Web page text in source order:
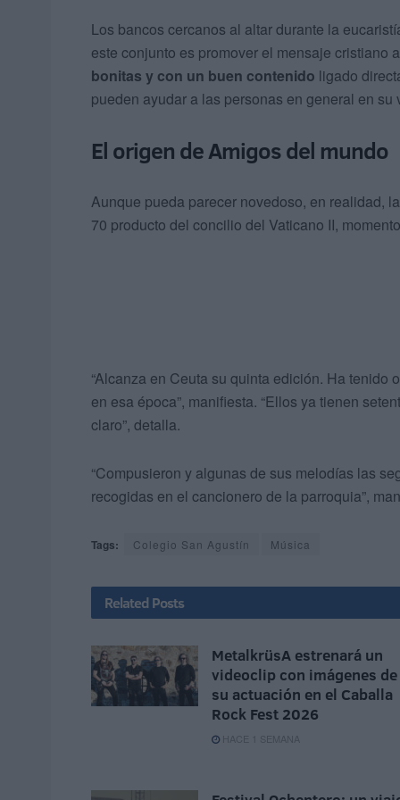
Los bancos cercanos al altar durante la
este conjunto es promover el mensaje cristiano
bonitas y con un buen contenido ligado
pueden ayudar a las personas en general en su
El origen de Amigos del mundo
Aunque pueda parecer novedoso, en realidad,
70 producto del concilio del Vaticano II,
“Alcanza en Ceuta su quinta edición. Ha tenido
en esa época”, manifiesta. “Ellos ya tienen
claro”, detalla.
“Compusieron y algunas de sus melodías las
recogidas en el cancionero de la parroquia”,
Tags: Colegio San Agustín Música
Related Posts
MetalkrüsA estrenará un
videoclip con imágenes de
su actuación en el Caballa
Rock Fest 2026
HACE 1 SEMANA